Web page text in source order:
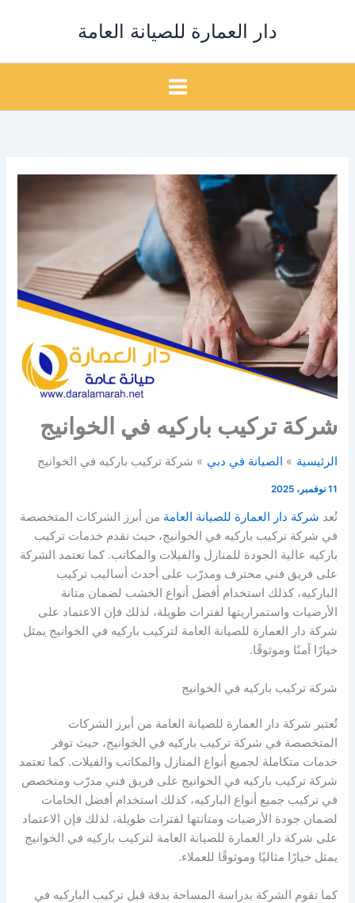
دار العمارة للصيانة العامة
شركة تركيب باركيه في الخوانيج
الرئيسية الصيانة في دبي شركة تركيب باركيه في الخوانيج
11 نوفمبر، 2025
تُعد شركة دار العمارة للصيانة العامة من أبرز الشركات المتخصصة
في شركة تركيب باركيه في الخوانيج، حيث تقدم خدمات تركيب
باركيه عالية الجودة للمنازل والفيلات والمكاتب. كما تعتمد الشركة
على فريق فني محترف ومدرّب على أحدث أساليب تركيب
الباركيه، كذلك استخدام أفضل أنواع الخشب لضمان متانة
الأرضيات واستمراريتها لفترات طويلة، لذلك فإن الاعتماد على
شركة دار العمارة للصيانة العامة لتركيب باركيه في الخوانيج يمثل
خيارًا آمنًا وموثوقًا.
شركة تركيب باركيه في الخوانيج
تُعتبر شركة دار العمارة للصيانة العامة من أبرز الشركات
المتخصصة في شركة تركيب باركيه في الخوانيج، حيث توفر
خدمات متكاملة لجميع أنواع المنازل والمكاتب والفيلات. كما تعتمد
شركة تركيب باركيه في الخوانيج على فريق فني مدرّب ومتخصص
في تركيب جميع أنواع الباركيه، كذلك استخدام أفضل الخامات
لضمان جودة الأرضيات ومتانتها لفترات طويلة، لذلك فإن الاعتماد
على شركة دار العمارة للصيانة العامة لتركيب باركيه في الخوانيج
يمثل خيارًا مثاليًا وموثوقًا للعملاء.
كما تقوم الشركة بدراسة المساحة بدقة قبل تركيب الباركيه في